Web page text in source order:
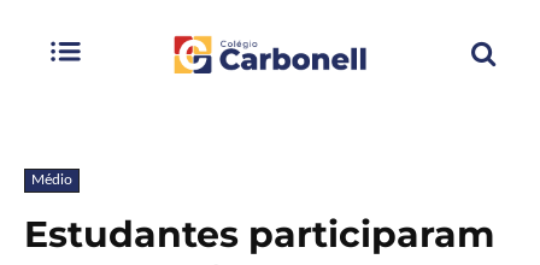
Médio
Estudantes participaram